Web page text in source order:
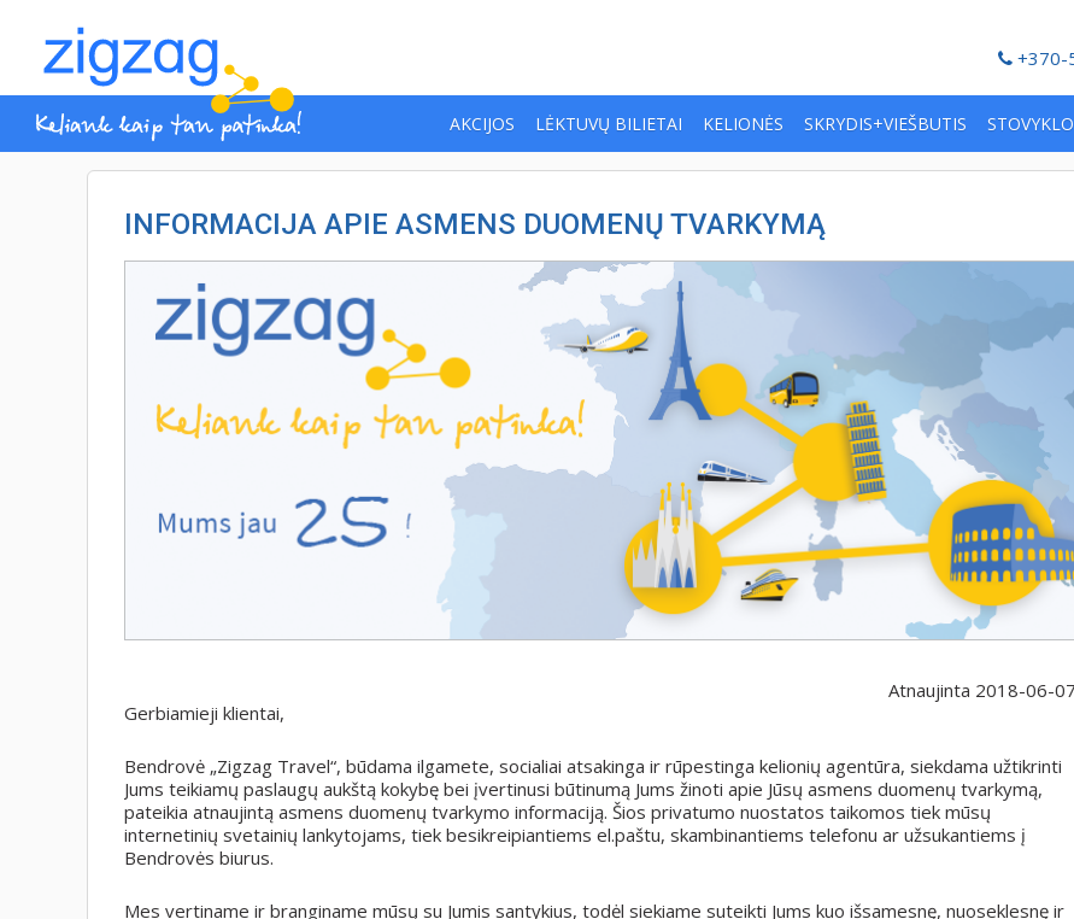
+370-
AKCIJOS LĖKTUVŲ BILIETAI KELIONĖS SKRYDIS+VIEŠBUTIS
INFORMACIJA APIE ASMENS DUOMENŲ TVARKYMĄ
Atnaujinta 2018-06-07
Gerbiamieji klientai,
Bendrovė „Zigzag Travel“, būdama ilgamete, socialiai atsakinga ir rūpestinga kelionių agentūra, siekdama užtikrinti
Jums teikiamų paslaugų aukštą kokybę bei įvertinusi būtinumą Jums žinoti apie Jūsų asmens duomenų tvarkymą,
pateikia atnaujintą asmens duomenų tvarkymo informaciją. Šios privatumo nuostatos taikomos tiek mūsų
internetinių svetainių lankytojams, tiek besikreipiantiems el.paštu, skambinantiems telefonu ar užsukantiems į
Bendrovės biurus.
Mes vertiname ir branginame mūsų su Jumis santykius, todėl siekiame suteikti Jums kuo išsamesnę, nuoseklesnę ir